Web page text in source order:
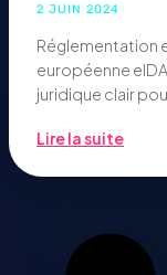
2 JUIN 2024
Réglementation
européenne
juridique clair
Lire la suite